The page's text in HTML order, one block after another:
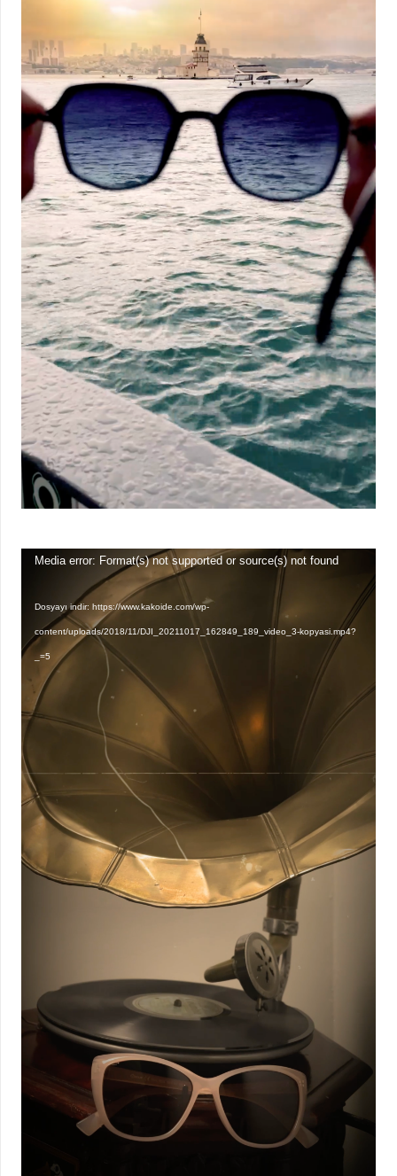
Video
Media error: Format(s) not supported or source(s) not found
Dosyayı indir: https://www.kakoide.com/wp-
content/uploads/2018/11/DJI_20211017_162849_189_video_3-kopyasi.mp4?
_=5